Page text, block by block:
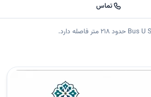
تماس
خلاصه کوتاه 📍 رستوران ایرانی در